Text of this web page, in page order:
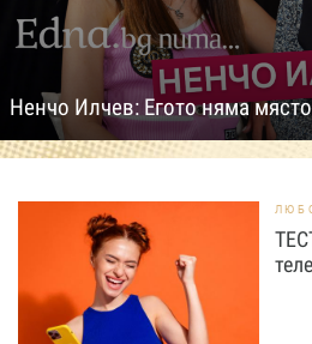
Ненчо Илчев: Егото няма